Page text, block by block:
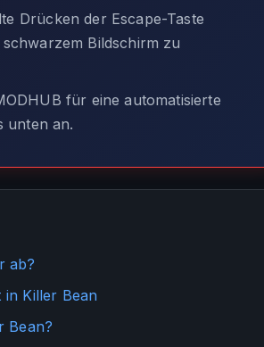
Drücken der Escape-Taste
Bildschirm zu
für eine automatisierte
unten an.
ab?
Killer Bean
Bean?